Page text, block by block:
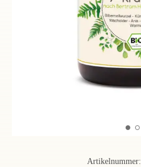
Artikelnummer: